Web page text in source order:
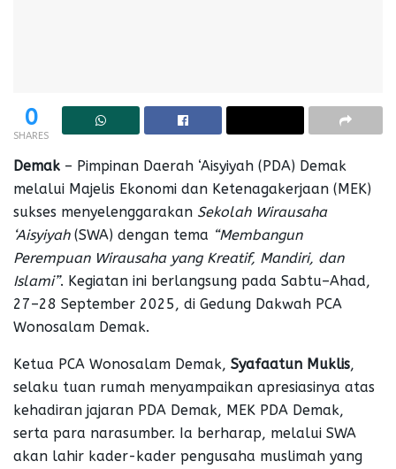
0
SHARES
Demak – Pimpinan Daerah ‘Aisyiyah (PDA) Demak
melalui Majelis Ekonomi dan Ketenagakerjaan (MEK)
sukses menyelenggarakan Sekolah Wirausaha
‘Aisyiyah(SWA) dengan tema “Membangun
Perempuan Wirausaha yang Kreatif, Mandiri, dan
Islami”. Kegiatan ini berlangsung pada Sabtu–Ahad,
27–28 September 2025, di Gedung Dakwah PCA
Wonosalam Demak.
Ketua PCA Wonosalam Demak, Syafaatun Muklis,
selaku tuan rumah menyampaikan apresiasinya atas
kehadiran jajaran PDA Demak, MEK PDA Demak,
serta para narasumber. Ia berharap, melalui SWA
akan lahir kader-kader pengusaha muslimah yang